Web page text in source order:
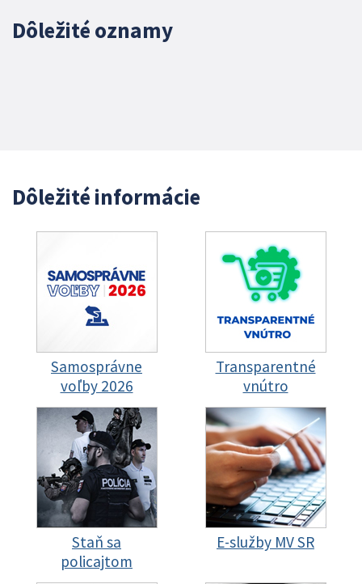
Dôležité oznamy
Dôležité informácie
Samosprávne
voľby 2026
Transparentné
vnútro
Staň sa
policajtom
E-služby MV SR